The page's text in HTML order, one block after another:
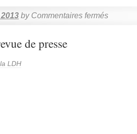
by Commentaires fermés
de presse
LDH